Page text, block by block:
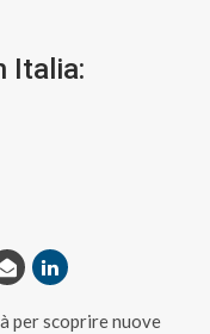
Italia:
per scoprire nuove